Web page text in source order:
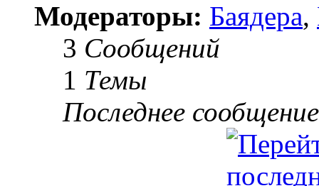
Модераторы: Баядера,
3 Сообщений
1 Темы
Последнее сообщение